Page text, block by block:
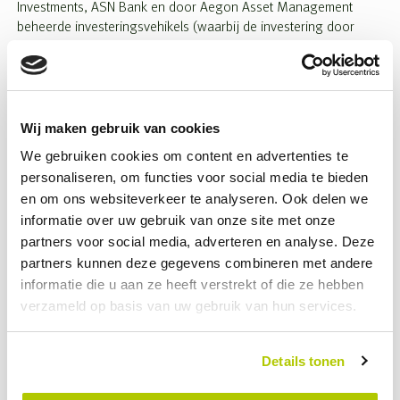
Wij maken gebruik van cookies
We gebruiken cookies om content en advertenties te
personaliseren, om functies voor social media te bieden
en om ons websiteverkeer te analyseren. Ook delen we
informatie over uw gebruik van onze site met onze
partners voor social media, adverteren en analyse. Deze
partners kunnen deze gegevens combineren met andere
informatie die u aan ze heeft verstrekt of die ze hebben
verzameld op basis van uw gebruik van hun services.
Details tonen
Investments, ASN Bank en door Aegon Asset Management
beheerde investeringsvehikels (waarbij de investering door
het Europees Investeringsfonds met steun van de Europese
samen met het management een ambitieuze groeistrategie
strategie de juiste is en stelt Opcharge in staat om nog sneller
te groeien, zowel in Nederland als daarbuiten.” Van Bree vult
aan: “We hebben de eerste laadpalen geplaatst in Duitsland en
het Verenigd Koninkrijk en we hebben vergevorderde plannen
om actief te worden op de Belgische, Franse en Spaanse markt.
Onze ambitie is om tot 2030 75.000 laadpunten aan te sluiten,
waarvan zeker de helft buiten Nederland.”